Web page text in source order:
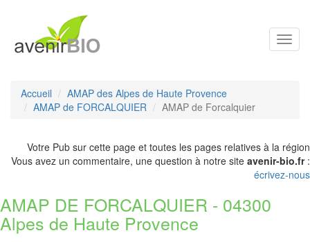
Accueil
AMAP des Alpes de Haute Provence
AMAP de FORCALQUIER
AMAP de Forcalquier
Votre Pub sur cette page et toutes les pages relatives à la région
Vous avez un commentaire, une question à notre site avenir-bio.fr:
écrivez-nous
AMAP DE FORCALQUIER - 04300
Alpes de Haute Provence